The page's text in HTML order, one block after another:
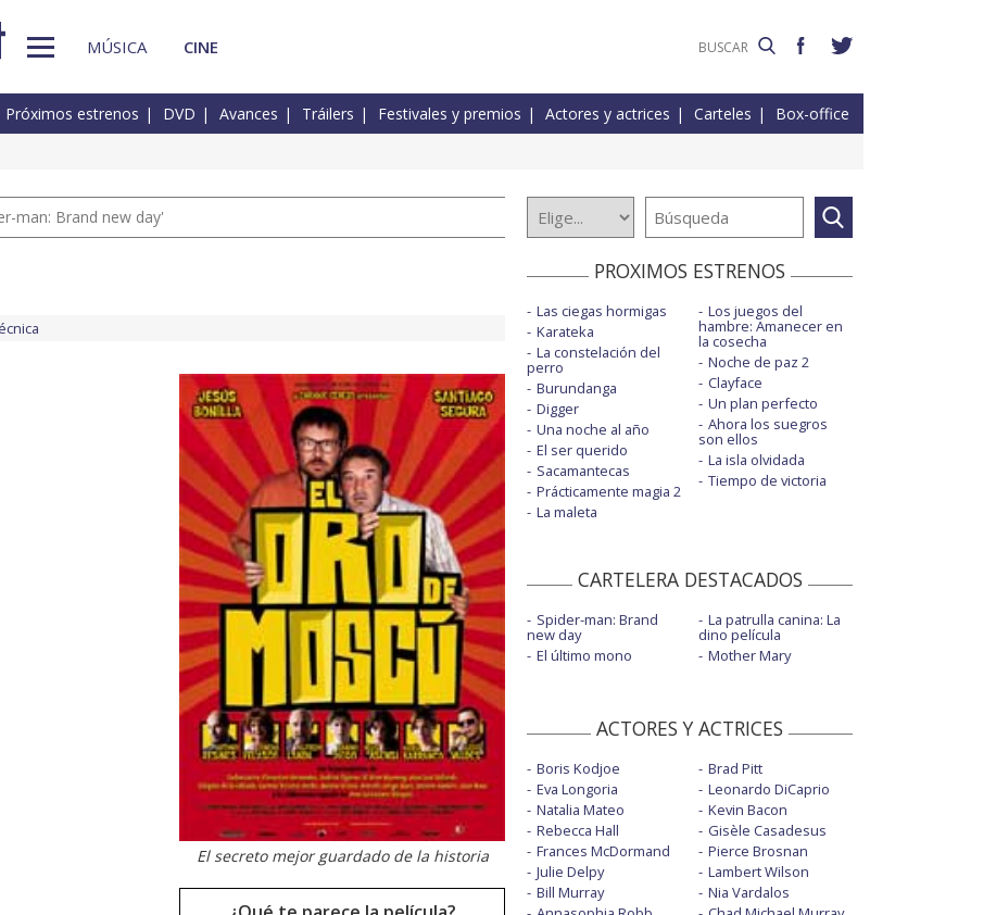
MÚSICA CINE
Próximos estrenos DVD Avances Tráilers Festivales y premios Actores y actrices Carteles Box-office
man: Brand new day'
El secreto mejor guardado de la historia
PROXIMOS ESTRENOS
Las ciegas hormigas
Karateka
La constelación del
perro
Burundanga
Digger
Una noche al año
El ser querido
Sacamantecas
Prácticamente magia 2
La maleta
Los juegos del
hambre: Amanecer en
la cosecha
Noche de paz 2
Clayface
Un plan perfecto
Ahora los suegros
son ellos
La isla olvidada
Tiempo de victoria
CARTELERA DESTACADOS
Spider-man: Brand
new day
El último mono
La patrulla canina: La
dino película
Mother Mary
ACTORES Y ACTRICES
Boris Kodjoe
Eva Longoria
Natalia Mateo
Rebecca Hall
Frances McDormand
Julie Delpy
Bill Murray
Brad Pitt
Leonardo DiCaprio
Kevin Bacon
Gisèle Casadesus
Pierce Brosnan
Lambert Wilson
Nia Vardalos